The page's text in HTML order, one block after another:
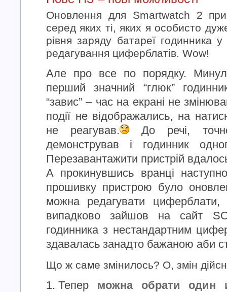
Оновлення для Smartwatch 2
серед яких ті, яких я особисто
рівня заряду батареї годинника у
редагування циферблатів. Wow!
Але про все по порядку.
перший значний “глюк”
“завис” – час на екрані не
події не відображались, на
не реагував.
До речі,
демонстрував і годинник
Перезавантажити пристрій
А прокинувшись вранці
прошивку пристрою було
можна редагувати циферблати,
випадково зайшов на сайт
годинника з нестандартним
здавалась занадто бажаною аби
Що ж саме змінилось? О, змін
Тепер можна обрати один